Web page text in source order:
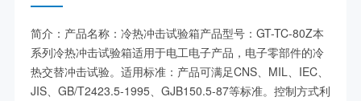
简介：产品名称：冷热冲击试验箱产品型号：GT-TC-80Z本
系列冷热冲击试验箱适用于电工电子产品，电子零部件的冷
热交替冲击试验。适用标准：产品可满足CNS、MIL、IEC、
JIS、GB/T2423.5-1995、GJB150.5-87等标准。控制方式利